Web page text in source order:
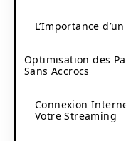
L’Importance
Optimisation des
Sans Accrocs
Connexion
Votre Streaming